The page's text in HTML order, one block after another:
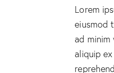
Lorem
eiusmod
ad
aliquip